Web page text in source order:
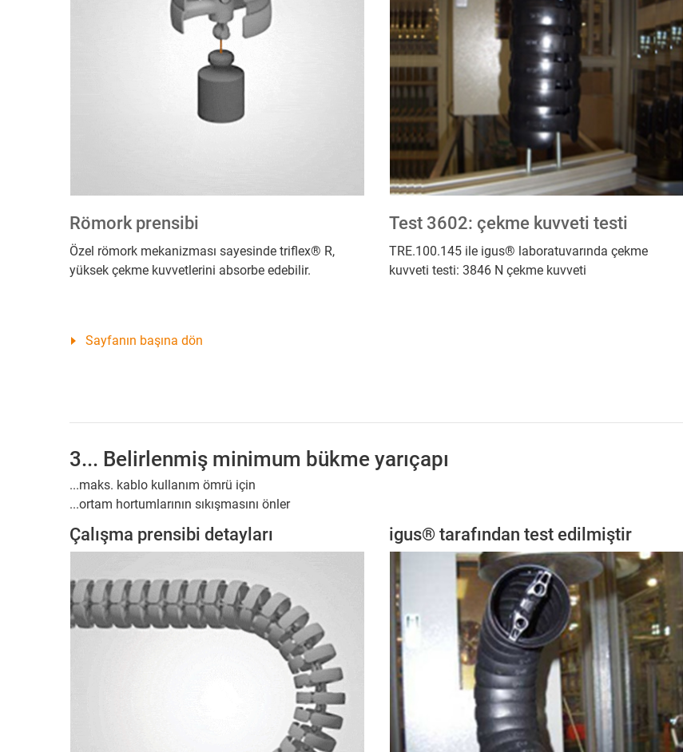
Römork prensibi
Özel römork mekanizması sayesinde triflex® R,
yüksek çekme kuvvetlerini absorbe edebilir.
Test 3602: çekme kuvveti testi
TRE.100.145 ile igus® laboratuvarında çekme
kuvveti testi: 3846 N çekme kuvveti
Sayfanın başına dön
3... Belirlenmiş minimum bükme yarıçapı
...maks. kablo kullanım ömrü için
...ortam hortumlarının sıkışmasını önler
Çalışma prensibi detayları igus® tarafından test edilmiştir